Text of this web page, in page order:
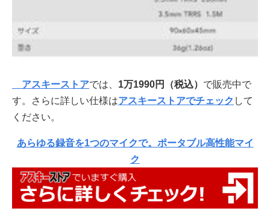
アスキーストアでは、 1万1990円 （税込） で販売中で
す。さらに詳しい仕様はアスキーストアでチェック して
ください。
あらゆる録音を1つのマイクで。ポータブル高性能マイ
ク